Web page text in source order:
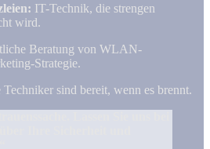
IT-Technik, die strengen
wird.
Beratung von WLAN-
Strategie.
Techniker sind bereit, wenn es brennt.